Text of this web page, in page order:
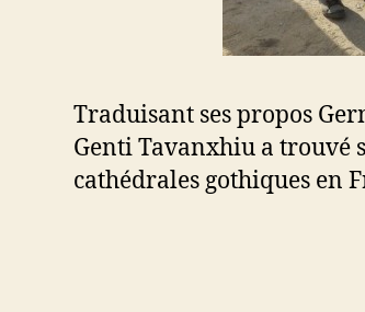
Traduisant ses propos
Genti Tavanxhiu a trouvé
cathédrales gothiques en